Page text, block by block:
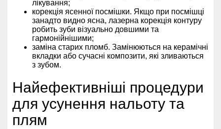
лікування;
корекція ясенної посмішки. Якщо при посмішці
занадто видно ясна, лазерна корекція контуру
робить зуби візуально довшими та
гармонійнішими;
заміна старих пломб. Замінюються на керамічні
вкладки або сучасні композити, які зливаються
з зубом.
Найефективніші процедури
для усунення нальоту та
плям